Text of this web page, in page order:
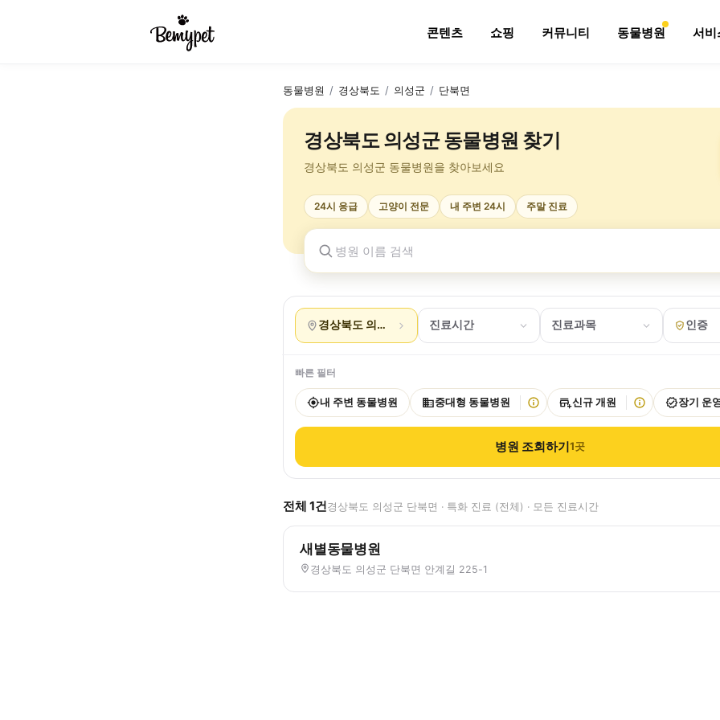
콘텐츠 쇼핑 커뮤니티 동물병원 서비
동물병원 / 경상북도 / 의성군 / 단북면
경상북도 의성군 동물병원 찾기
경상북도 의성군 동물병원을 찾아보세요
24시 응급 고양이 전문 내 주변 24시 주말 진료
경상북도 의성군 단북면진료시간 진료과목 인증
빠른 필터
내 주변 동물병원 중대형 동물병원 신규 개원 장기 운
병원 조회하기1곳
전체 1건경상북도 의성군 단북면 · 특화 진료 (전체) · 모든 진료시간
새별동물병원
경상북도 의성군 단북면 안계길 225-1